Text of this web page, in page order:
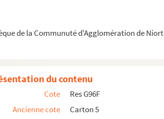
de la Communuté d'Agglomération de Niort
du contenu
Cote
Res G96F
Ancienne cote
Carton 5